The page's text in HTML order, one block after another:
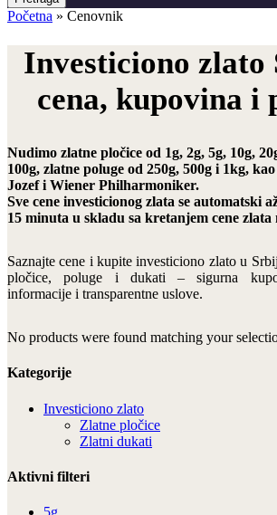
Početna » Cenovnik
Investiciono zlato
cena, kupovina i
Nudimo zlatne pločice od 1g, 2g, 5g, 10g,
100g, zlatne poluge od 250g, 500g i 1kg,
Jozef i Wiener Philharmoniker.
Sve cene investicionog zlata se automatski
15 minuta u skladu sa kretanjem cene zlata
Saznajte cene i kupite investiciono zlato u
pločice, poluge i dukati – sigurna
informacije i transparentne uslove.
No products were found matching your
Kategorije
Investiciono zlato
Zlatne pločice
Zlatni dukati
Aktivni filteri